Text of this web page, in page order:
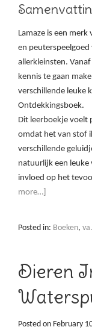
Lamaze is een merk
en peuterspeelgoed
allerkleinsten.
kennis te gaan
verschillende leuke
Ontdekkingsboek.
Dit leerboekje voelt
omdat het van stof
verschillende
natuurlijk een leuke
invloed op het
more…]
Posted in: Boeken,
Dieren
Posted on February